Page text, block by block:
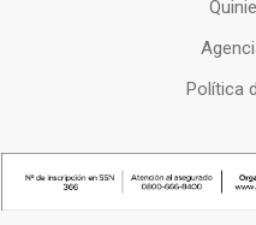
Política